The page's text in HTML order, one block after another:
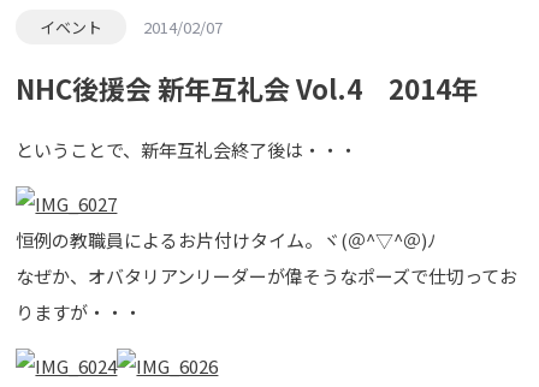
イベント 2014/02/07
NHC後援会 新年互礼会 Vol.4 2014年
ということで、新年互礼会終了後は・・・
恒例の教職員によるお片付けタイム。ヾ(＠^▽^＠)ﾉ
なぜか、オバタリアンリーダーが偉そうなポーズで仕切ってお
りますが・・・